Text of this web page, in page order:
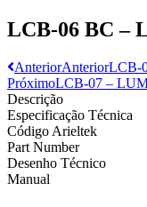
LCB-06 BC –
AnteriorAnteriorLCB-
PróximoLCB-07 –
Descrição
Especificação Técnica
Código Arieltek
Part Number
Desenho Técnico
Manual